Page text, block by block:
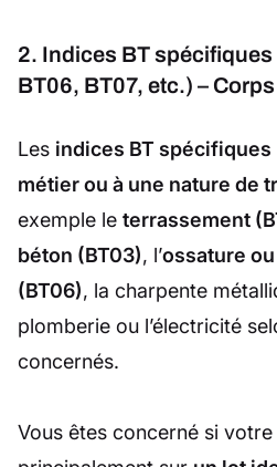
2. Indices BT
BT06, BT07, etc.) –
Les indices BT spécifiques
métier ou à une nature de
exemple le terrassement
béton (BT03), l’ossature
(BT06), la charpente
plomberie ou l’électricité
concernés.
Vous êtes concerné si